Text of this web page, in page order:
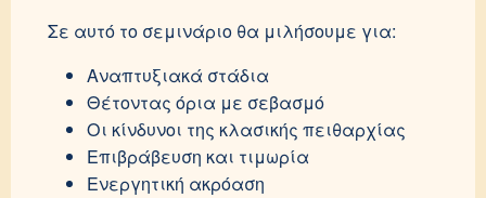
Σε αυτό το σεμινάριο θα μιλήσουμε για:
Αναπτυξιακά στάδια
Θέτοντας όρια με σεβασμό
Οι κίνδυνοι της κλασικής πειθαρχίας
Επιβράβευση και τιμωρία
Ενεργητική ακρόαση